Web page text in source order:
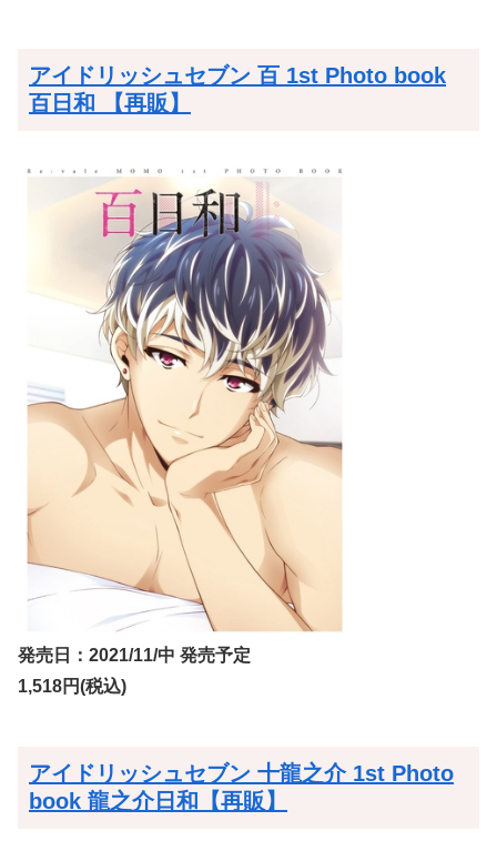
アイドリッシュセブン 百 1st Photo book
百日和 【再販】
発売日：2021/11/中 発売予定
1,518円(税込)
アイドリッシュセブン 十龍之介 1st Photo
book 龍之介日和【再販】